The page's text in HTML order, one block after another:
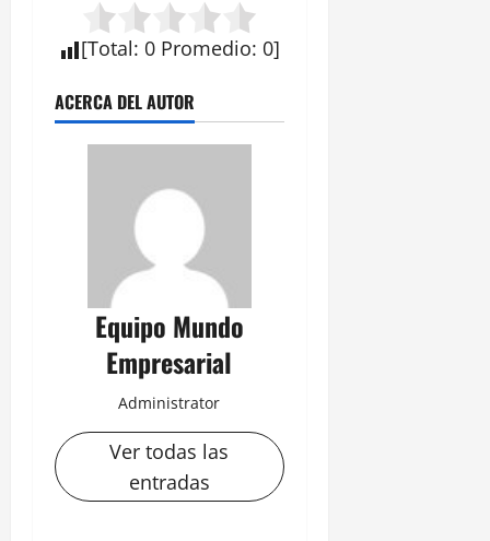
[Total: 0 Promedio: 0]
ACERCA DEL AUTOR
Equipo Mundo
Empresarial
Administrator
Ver todas las
entradas